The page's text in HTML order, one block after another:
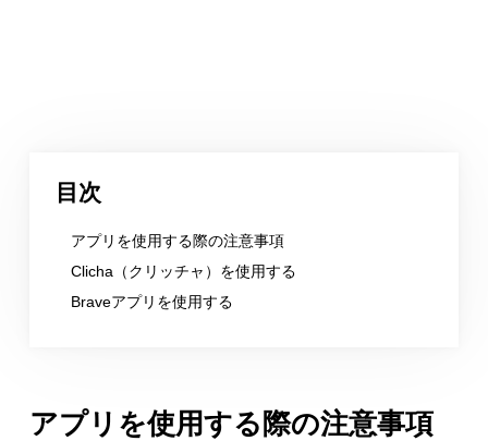
目次
アプリを使用する際の注意事項
Clicha（クリッチャ）を使用する
Braveアプリを使用する
アプリを使用する際の注意事項